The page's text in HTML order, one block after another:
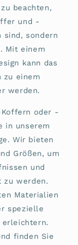
beachten,
und -
sind, sondern
Mit einem
kann das
zu einem
werden.
Koffern oder -
in unserem
Wir bieten
Größen, um
und
zu werden.
Materialien
spezielle
erleichtern.
finden Sie